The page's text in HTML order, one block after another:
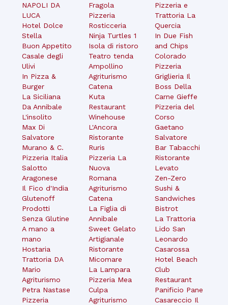
NAPOLI DA
LUCA
Hotel Dolce
Stella
Buon Appetito
Casale degli
Ulivi
In Pizza &
Burger
La Siciliana
Da Annibale
L'insolito
Max Di
Salvatore
Murano & C.
Pizzeria Italia
Salotto
Aragonese
Il Fico d'India
Glutenoff
Prodotti
Senza Glutine
A mano a
mano
Hostaria
Trattoria DA
Mario
Agriturismo
Petra Nastase
Pizzeria
Fragola
Pizzeria
Rosticceria
Ninja Turtles 1
Isola di ristoro
Teatro tenda
Ampollino
Agriturismo
Catena
Kuta
Restaurant
Winehouse
L'Ancora
Ristorante
Ruris
Pizzeria La
Nuova
Romana
Agriturismo
Catena
La Figlia di
Annibale
Sweet Gelato
Artigianale
Ristorante
Micomare
La Lampara
Pizzeria Mea
Culpa
Agriturismo
Pizzeria e
Trattoria La
Quercia
In Due Fish
and Chips
Colorado
Pizzeria
Griglieria Il
Boss Della
Carne Gieffe
Pizzeria del
Corso
Gaetano
Salvatore
Bar Tabacchi
Ristorante
Levato
Zen-Zero
Sushi &
Sandwiches
Bistrot
La Trattoria
Lido San
Leonardo
Casarossa
Hotel Beach
Club
Restaurant
Panificio Pane
Casareccio Il